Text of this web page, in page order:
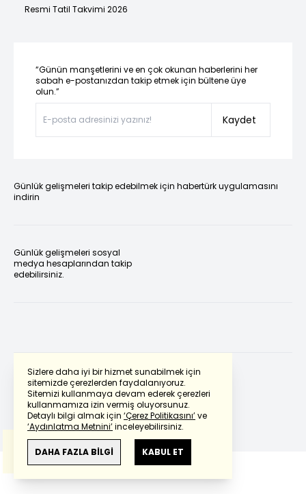
Sizlere daha iyi bir hizmet sunabilmek için
sitemizde çerezlerden faydalanıyoruz.
Sitemizi kullanmaya devam ederek çerezleri
kullanmamıza izin vermiş oluyorsunuz.
Detaylı bilgi almak için ‘Çerez Politikasını’ve
‘Aydınlatma Metnini’inceleyebilirsiniz.
DAHA FAZLA BİLGİ KABUL ET
Resmi Tatil Takvimi 2026
“Günün manşetlerini ve en çok okunan haberlerini her
sabah e-postanızdan takip etmek için bültene üye
olun.”
Kaydet
Günlük gelişmeleri takip edebilmek için habertürk uygulamasını
indirin
Günlük gelişmeleri sosyal
medya hesaplarından takip
edebilirsiniz.
Powered by Translate
Bu çevirideGoogle Transletekullanılmıştır.
Anlam ve çeviri hatalarından
haberturk.com
sorumlu değildir.